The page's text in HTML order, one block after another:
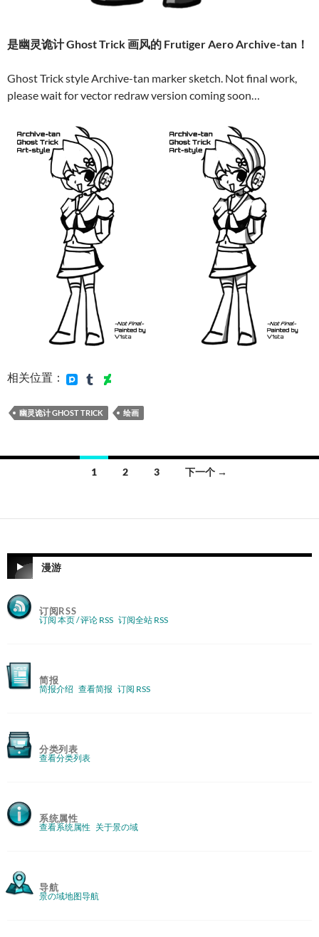
是幽灵诡计 Ghost Trick 画风的 Frutiger Aero Archive-tan！
Ghost Trick style Archive-tan marker sketch. Not final work,
please wait for vector redraw version coming soon…
相关位置：
幽灵诡计 GHOST TRICK 绘画
导
1 2 3 下一个 →
漫游
订阅RSS
订阅 本页 / 评论 RSS 订阅全站 RSS
简报
简报介绍 查看简报 订阅 RSS
分类列表
查看分类列表
系统属性
查看系统属性 关于景の域
导航
景の域地图导航